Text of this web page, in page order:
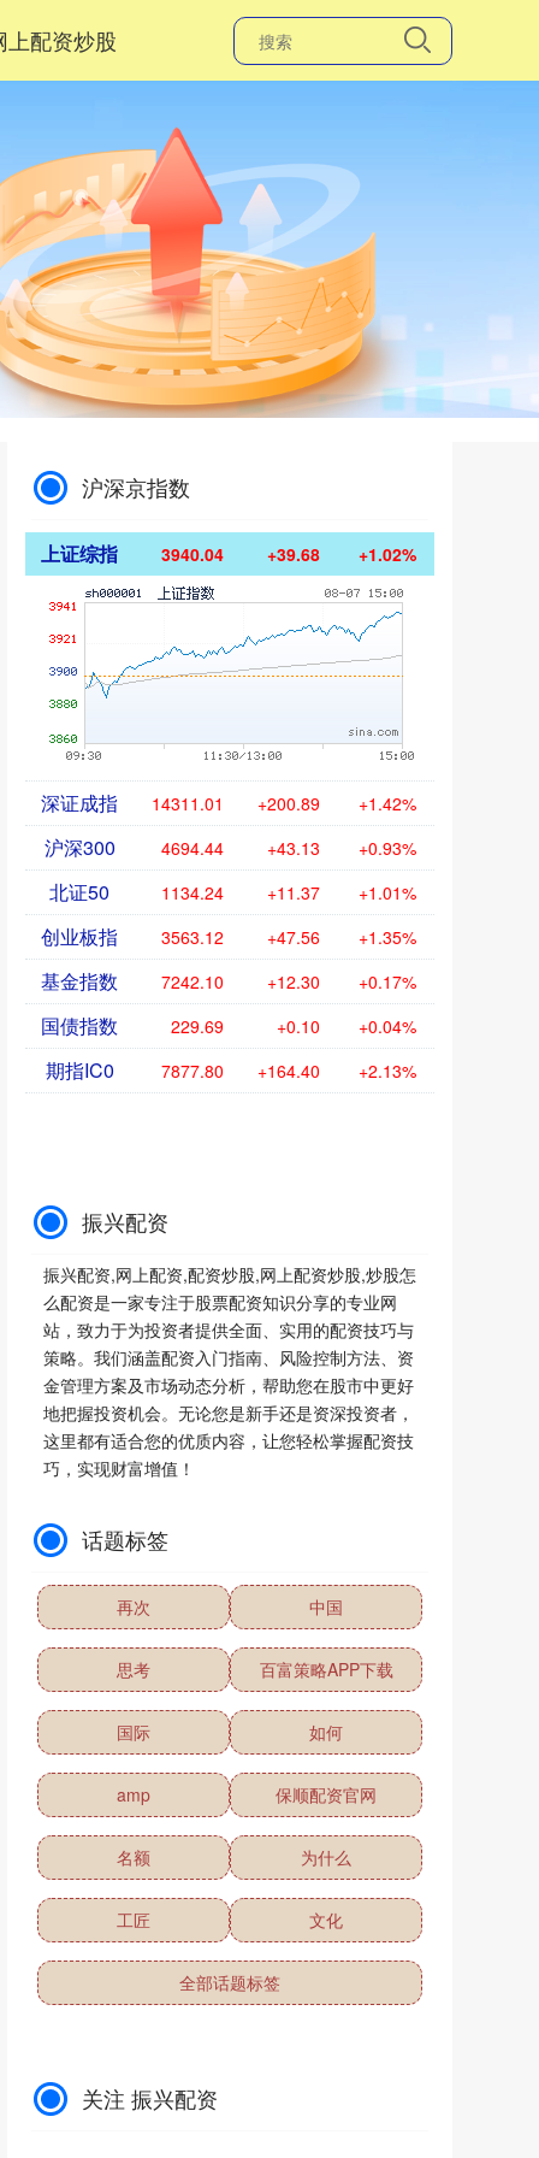
上配资炒股
沪深京指数
上证综指 3940.04 +39.68 +1.02%
深证成指 14311.01 +200.89 +1.42%
沪深300 4694.44 +43.13 +0.93%
北证50 1134.24 +11.37 +1.01%
创业板指 3563.12 +47.56 +1.35%
基金指数 7242.10 +12.30 +0.17%
国债指数 229.69 +0.10 +0.04%
期指IC0 7877.80 +164.40 +2.13%
振兴配资
振兴配资,网上配资,配资炒股,网上配资炒股,炒股怎
么配资是一家专注于股票配资知识分享的专业网
站，致力于为投资者提供全面、实用的配资技巧与
策略。我们涵盖配资入门指南、风险控制方法、资
金管理方案及市场动态分析，帮助您在股市中更好
地把握投资机会。无论您是新手还是资深投资者，
这里都有适合您的优质内容，让您轻松掌握配资技
巧，实现财富增值！
话题标签
再次 中国
思考 百富策略APP下载
国际 如何
amp 保顺配资官网
名额 为什么
工匠 文化
全部话题标签
关注 振兴配资